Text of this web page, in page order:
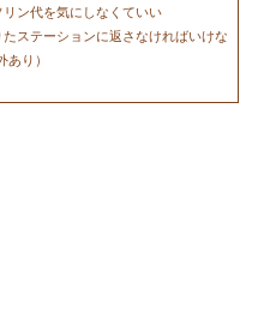
リン代を気にしなくていい
たステーションに返さなければいけな
あり）